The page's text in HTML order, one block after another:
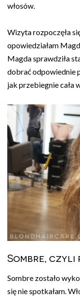
włosów.
Wizyta rozpoczęła
opowiedziałam
Magda sprawdziła
dobrać odpowiednie
jak przebiegnie cała
Sombre, czyli
Sombre zostało
się nie spotkałam.